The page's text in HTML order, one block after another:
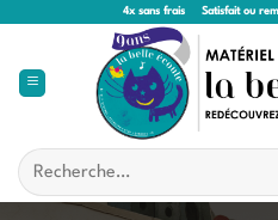
4x sans frais Satisfait ou
Recherche
pour :